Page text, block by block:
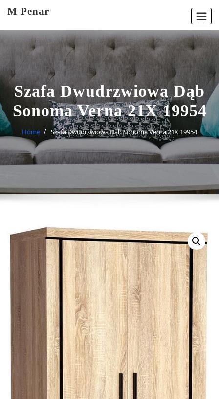
M Penar
Szafa Dwudrzwiowa Dąb
Sonoma Verna 21X 19954
Home Szafa Dwudrzwiowa Dąb Sonoma Verna 21X 19954